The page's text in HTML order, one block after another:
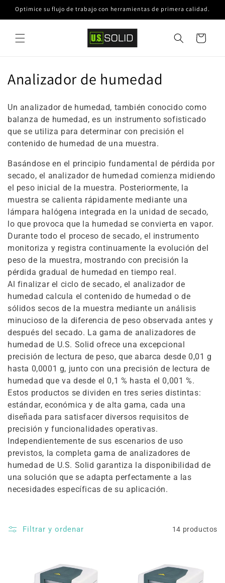
directamente
al contenido
Optimice su flujo de trabajo con herramientas de primera calidad.
Carrito
C
l
e
c
c
i
ó
n
:
Analizador de humedad
Un analizador de humedad, también conocido como
balanza de humedad, es un instrumento sofisticado
que se utiliza para determinar con precisión el
contenido de humedad de una muestra.
Basándose en el principio fundamental de pérdida por
secado, el analizador de humedad comienza midiendo
el peso inicial de la muestra. Posteriormente, la
muestra se calienta rápidamente mediante una
lámpara halógena integrada en la unidad de secado,
lo que provoca que la humedad se convierta en vapor.
Durante todo el proceso de secado, el instrumento
monitoriza y registra continuamente la evolución del
peso de la muestra, mostrando con precisión la
pérdida gradual de humedad en tiempo real.
Al finalizar el ciclo de secado, el analizador de
humedad calcula el contenido de humedad o de
sólidos secos de la muestra mediante un análisis
minucioso de la diferencia de peso observada antes y
después del secado. La gama de analizadores de
humedad de U.S. Solid ofrece una excepcional
precisión de lectura de peso, que abarca desde 0,01 g
hasta 0,0001 g, junto con una precisión de lectura de
humedad que va desde el 0,1 % hasta el 0,001 %.
Estos productos se dividen en tres series distintas:
estándar, económica y de alta gama, cada una
diseñada para satisfacer diversos requisitos de
precisión y funcionalidades operativas.
Independientemente de sus escenarios de uso
previstos, la completa gama de analizadores de
humedad de U.S. Solid garantiza la disponibilidad de
una solución que se adapta perfectamente a las
necesidades específicas de su aplicación.
Filtrar y ordenar 14 productos